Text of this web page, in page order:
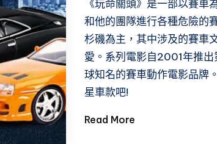
《玩命關頭》是一部以賽
和他的團隊進行各種危險的
杉磯為主，其中涉及的賽車
愛。系列電影自2001年推
球知名的賽車動作電影品牌
星車款吧!
Read More